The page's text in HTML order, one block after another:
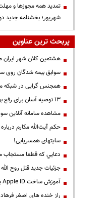
تمدید همه مجوزها و
شهریور؛ بخشنامه جدید
پربحث ترین عناوین
هشتمین کلان شهر
سوابق بیمه شدگان روی
همجنس گرایی در شبکه
13 توصیه آسان برای رفع بوی بد دهان
مشاهده سامانه آنلاين
حكم آيت‌الله مكارم
سایتهای همسریابی!
دعايي كه قطعا مستجاب
جزئیات جدید قتل روح
آموزش ساخت Apple ID برای کاربران ایرانی
راز خنده های اصغر